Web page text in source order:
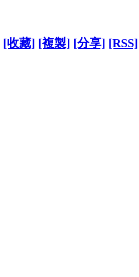
[收藏] [複製] [分享] [RSS]